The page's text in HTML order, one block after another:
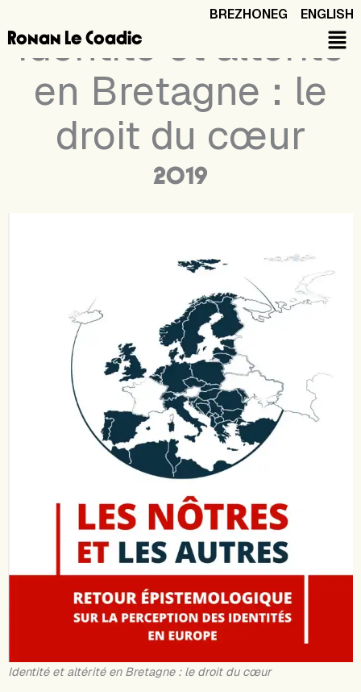
au
contenu
BREZHONEG ENGLISH
Ronan Le Coadic
Identité et altérité
en Bretagne : le
droit du cœur
2019
Identité et altérité en Bretagne : le droit du cœur